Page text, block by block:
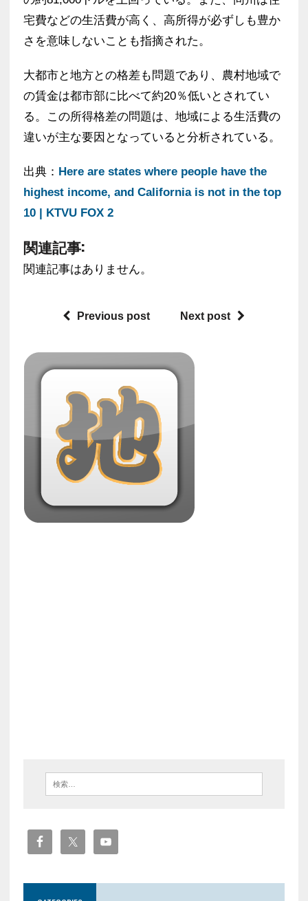
宅費などの生活費が高く、高所得が必ずしも豊か
さを意味しないことも指摘された。
大都市と地方との格差も問題であり、農村地域で
の賃金は都市部に比べて約20％低いとされてい
る。この所得格差の問題は、地域による生活費の
違いが主な要因となっていると分析されている。
出典： Here are states where people have the
highest income, and California is not in the top
10 | KTVU FOX 2
関連記事:
関連記事はありません。
Previous post Next post